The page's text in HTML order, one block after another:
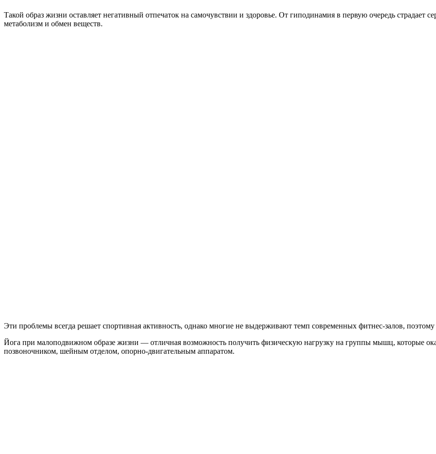
Такой образ жизни оставляет негативный отпечаток на самочувствии и здоровье. От гиподинамия в первую очередь страдает
метаболизм и обмен веществ.
Эти проблемы всегда решает спортивная активность, однако многие не выдерживают темп современных фитнес-залов, поэтому
Йога при малоподвижном образе жизни — отличная возможность получить физическую нагрузку на группы мышц, которые
позвоночником, шейным отделом, опорно-двигательным аппаратом.